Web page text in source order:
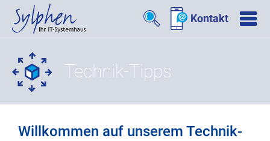
Kontakt
Technik-Tipps
Willkommen auf unserem Technik-